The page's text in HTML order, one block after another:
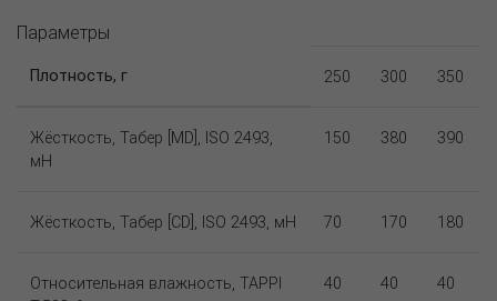
Параметры
Плотность, г 250 300 350
Жёсткость, Табер [MD], ISO 2493,
мН
150 380 390
Жёсткость, Табер [CD], ISO 2493, мН 70 170 180
Относительная влажность, TAPPI
40 40 40